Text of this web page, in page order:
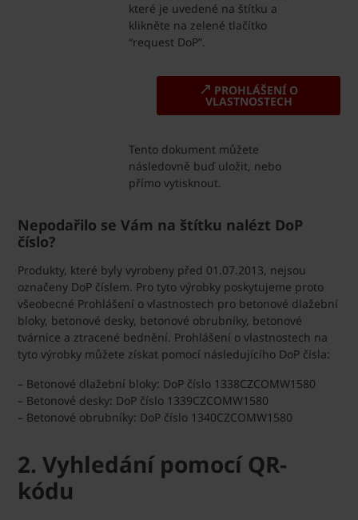
které je uvedené na štítku a
klikněte na zelené tlačítko
“request DoP”.
PROHLÁŠENÍ O
VLASTNOSTECH
Tento dokument můžete
následovně buď uložit, nebo
přímo vytisknout.
Nepodařilo se Vám na štítku nalézt DoP
číslo?
Produkty, které byly vyrobeny před 01.07.2013, nejsou
označeny DoP číslem. Pro tyto výrobky poskytujeme proto
všeobecné Prohlášení o vlastnostech pro betonové dlažební
bloky, betonové desky, betonové obrubníky, betonové
tvárnice a ztracené bednění. Prohlášení o vlastnostech na
tyto výrobky můžete získat pomocí následujícího DoP čísla:
– Betonové dlažební bloky: DoP číslo 1338CZCOMW1580
– Betonové desky: DoP číslo 1339CZCOMW1580
– Betonové obrubníky: DoP číslo 1340CZCOMW1580
2. Vyhledání pomocí QR-
kódu